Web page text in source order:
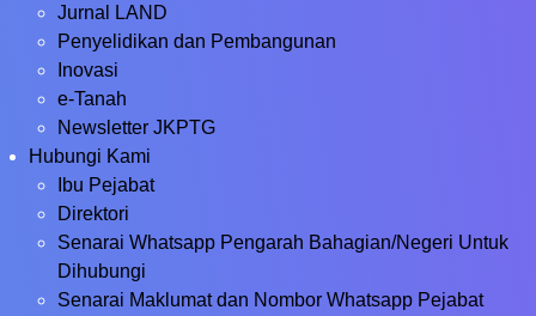
Jurnal LAND
Penyelidikan dan Pembangunan
Inovasi
e-Tanah
Newsletter JKPTG
Hubungi Kami
Ibu Pejabat
Direktori
Senarai Whatsapp Pengarah Bahagian/Negeri Untuk
Dihubungi
Senarai Maklumat dan Nombor Whatsapp Pejabat